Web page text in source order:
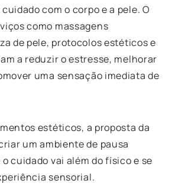
com o corpo e a pele. O
como massagens
de pele, protocolos estéticos e
a reduzir o estresse, melhorar
uma sensação imediata de
estéticos, a proposta da
um ambiente de pausa
cuidado vai além do físico e se
sensorial.